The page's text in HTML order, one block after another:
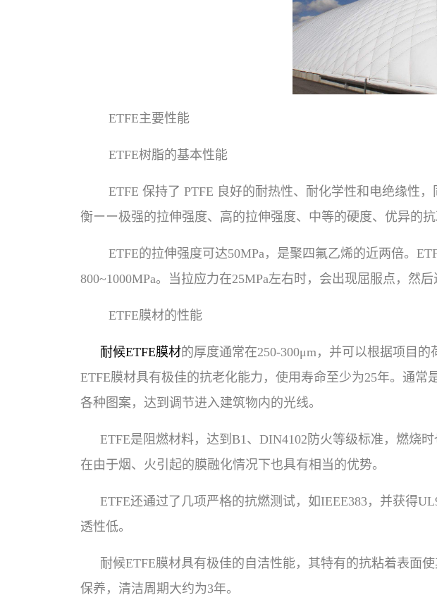
ETFE主要性能
ETFE树脂的基本性能
ETFE 保持了 PTFE 良好的耐热性、耐化学性和电绝缘性
衡ーー极强的拉伸强度、高的拉伸强度、中等的硬度、优异的抗
ETFE的拉伸强度可达50MPa，是聚四氟乙烯的近两倍。
800~1000MPa。当拉应力在25MPa左右时，会出现屈服点，然
ETFE膜材的性能
耐候ETFE膜材的厚度通常在250-300μm，并可以根据项目
ETFE膜材具有极佳的抗老化能力，使用寿命至少为25年。通
各种图案，达到调节进入建筑物内的光线。
ETFE是阻燃材料，达到B1、DIN4102防火等级标准，燃烧
在由于烟、火引起的膜融化情况下也具有相当的优势。
ETFE还通过了几项严格的抗燃测试，如IEEE383，并获得
透性低。
耐候ETFE膜材具有极佳的自洁性能，其特有的抗粘着表面
保养，清洁周期大约为3年。